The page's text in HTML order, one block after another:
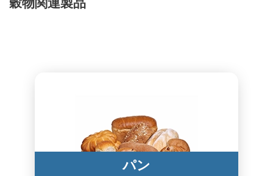
パン